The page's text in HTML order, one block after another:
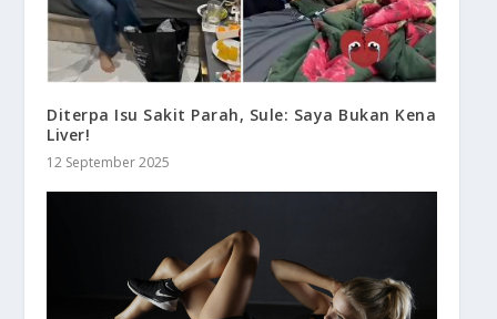
Diterpa Isu Sakit Parah, Sule: Saya Bukan Kena
Liver!
12 September 2025